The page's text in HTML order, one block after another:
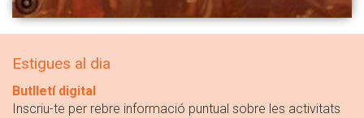
Estigues al dia
Butlletí digital
Inscriu-te per rebre informació puntual sobre les activitats